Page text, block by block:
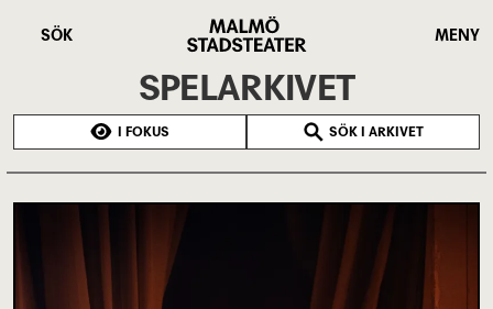
SÖK
Stadsteater
MENY
SPELARKIVET
I FOKUS SÖK I ARKIVET